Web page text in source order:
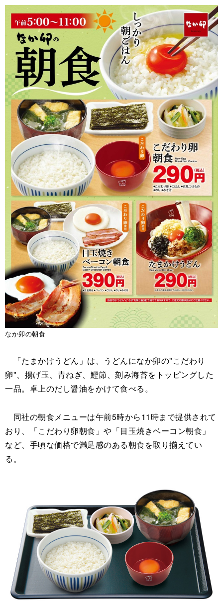
なか卯の朝食
「たまかけうどん」は、うどんになか卯の"こだわり
卵"、揚げ玉、青ねぎ、鰹節、刻み海苔をトッピングした
一品。卓上のだし醤油をかけて食べる。
同社の朝食メニューは午前5時から11時まで提供されて
おり、「こだわり卵朝食」や「目玉焼きベーコン朝食」
など、手頃な価格で満足感のある朝食を取り揃えてい
る。